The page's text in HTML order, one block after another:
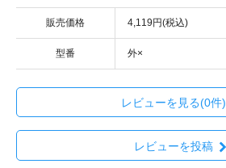
販売価格 4,119円(税込)
型番 外×
レビューを見る(0件)
レビューを投稿